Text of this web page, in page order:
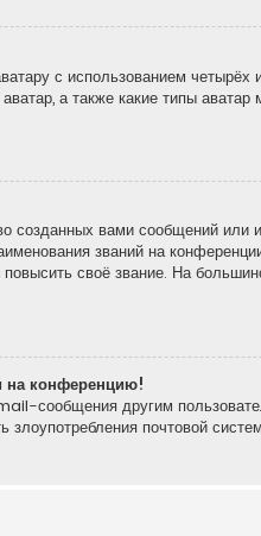
с использованием четырёх
а также какие типы
вами сообщений
званий на
своё звание. На
на конференцию!
сообщения другим
почтовой